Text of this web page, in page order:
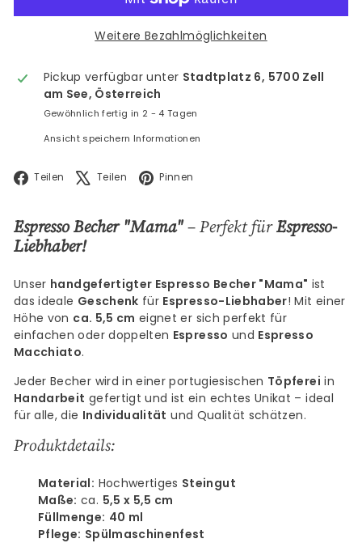
Weitere Bezahlmöglichkeiten
Pickup verfügbar unter Stadtplatz 6, 5700 Zell
am See, Österreich
Gewöhnlich fertig in 2 - 4 Tagen
Ansicht speichern Informationen
Teilen Facebook
Teilen X Pinnen
Espresso Becher "Mama"– Perfekt fürEspresso-
Liebhaber!
Unser handgefertigter Espresso Becher "Mama" ist
das ideale Geschenk für Espresso-Liebhaber! Mit einer
Höhe von ca. 5,5 cm eignet er sich perfekt für
einfachen oder doppelten Espresso und Espresso
Macchiato.
Jeder Becher wird in einer portugiesischen Töpferei in
Handarbeit gefertigt und ist ein echtes Unikat – ideal
für alle, die Individualität und Qualität schätzen.
Produktdetails:
Material: Hochwertiges Steingut
Maße: ca. 5,5 x 5,5 cm
Füllmenge: 40 ml
Pflege: Spülmaschinenfest